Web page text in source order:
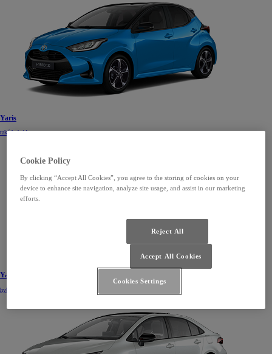
Yaris
také hybrid
Yaris Cross
hybrid
Cookie Policy
By clicking “Accept All Cookies”, you agree to the storing of cookies on your
device to enhance site navigation, analyze site usage, and assist in our marketing
efforts.
Reject All
Accept All Cookies
Cookies Settings